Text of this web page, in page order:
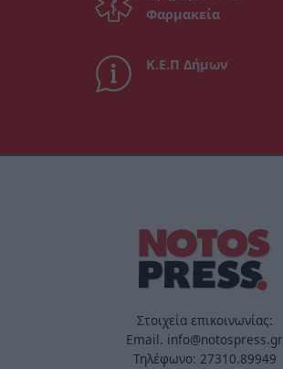
Φαρμακεία
Κ.Ε.Π Δήμων
Στοιχεία επικοινωνίας:
Email. info@notospress.gr
Τηλέφωνο: 27310.89949